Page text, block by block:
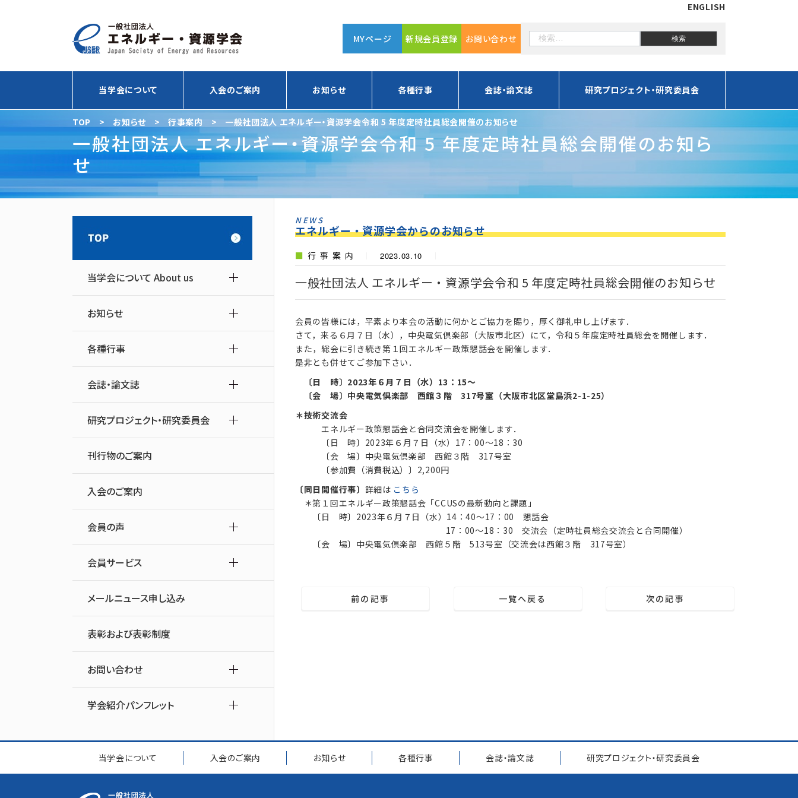
ENGLISH
MYページ 新規会員登録 お問い合わせ
当学会について 入会のご案内 お知らせ 各種行事 会誌・論文誌 研究プロジェクト・研究委員会
TOP > お知らせ > 行事案内 > 一般社団法人 エネルギー・資源学会令和 5 年度定時社員総会開催のお知らせ
一般社団法人 エネルギー・資源学会令和 5 年度定時社員総会開催のお知ら
せ
当学会について About us
お知らせ
各種行事
会誌・論文誌
研究プロジェクト・研究委員会
刊行物のご案内
入会のご案内
会員の声
会員サービス
メールニュース申し込み
表彰および表彰制度
お問い合わせ
学会紹介パンフレット
NEWS
エネルギー・資源学会からのお知らせ
行事案内 2023.03.10
一般社団法人 エネルギー・資源学会令和 5 年度定時社員総会開催のお知らせ
会員の皆様には，平素より本会の活動に何かとご協力を賜り，厚く御礼申し上げます．
さて，来る６月７日（水），中央電気倶楽部（大阪市北区）にて，令和５年度定時社員総会を開催します．
また，総会に引き続き第１回エネルギー政策懇話会を開催します．
是非とも併せてご参加下さい．
〔日 時〕2023年６月７日（水）13：15～
〔会 場〕中央電気倶楽部 西館３階 317号室（大阪市北区堂島浜2-1-25）
＊技術交流会
エネルギー政策懇話会と合同交流会を開催します．
〔日 時〕2023年６月７日（水）17：00～18：30
〔会 場〕中央電気倶楽部 西館３階 317号室
〔参加費（消費税込）〕2,200円
〔同日開催行事〕 詳細は こちら
＊第１回エネルギー政策懇話会「CCUSの最新動向と課題」
〔日 時〕2023年６月７日（水）14：40～17：00 懇話会
17：00～18：30 交流会（定時社員総会交流会と合同開催）
〔会 場〕中央電気倶楽部 西館５階 513号室（交流会は西館３階 317号室）
前の記事 一覧へ戻る 次の記事
当学会について 入会のご案内 お知らせ 各種行事 会誌・論文誌 研究プロジェクト・研究委員会